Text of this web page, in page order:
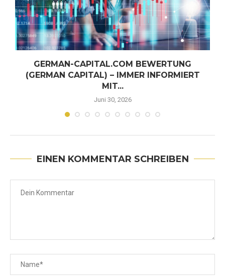
GERMAN-CAPITAL.COM BEWERTUNG
(GERMAN CAPITAL) – IMMER INFORMIERT
MIT...
Juni 30, 2026
EINEN KOMMENTAR SCHREIBEN